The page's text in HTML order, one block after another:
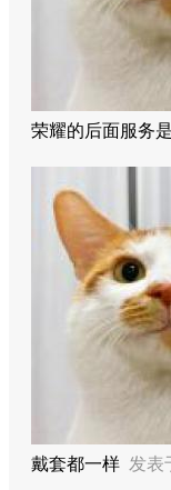
荣耀的后面服务
戴套都一样 发表